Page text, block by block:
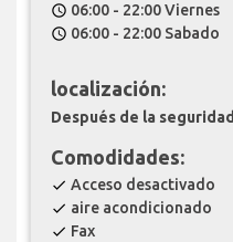
schedule 06:00 - 22:00 Viernes
schedule 06:00 - 22:00 Sabado
localización:
Después de la seguridad
Comodidades:
check Acceso desactivado
check aire acondicionado
check Fax